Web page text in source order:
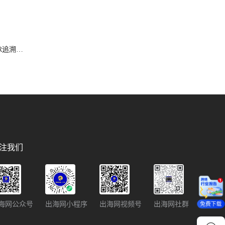
追溯禁
免费下载
我们
网公众号 出海网小程序 出海网视频号 出海网社群